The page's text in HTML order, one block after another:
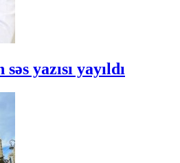
yazısı yayıldı